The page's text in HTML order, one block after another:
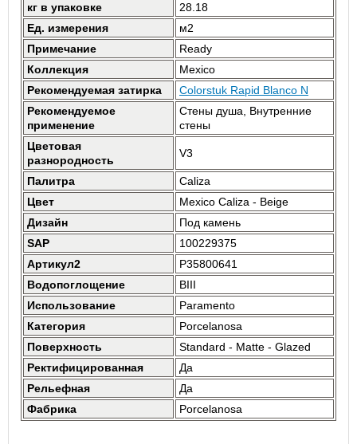
кг в упаковке
28.18
Ед. измерения
м2
Примечание
Ready
Коллекция
Mexico
Рекомендуемая затирка
Colorstuk Rapid Blanco N
Рекомендуемое
применение
Стены душа, Внутренние
стены
Цветовая
разнородность
V3
Палитра
Caliza
Цвет
Mexico Caliza - Beige
Дизайн
Под камень
SAP
100229375
Артикул2
P35800641
Водопоглощение
BIII
Использование
Paramento
Категория
Porcelanosa
Поверхность
Standard - Matte - Glazed
Ректифицированная
Да
Рельефная
Да
Фабрика
Porcelanosa